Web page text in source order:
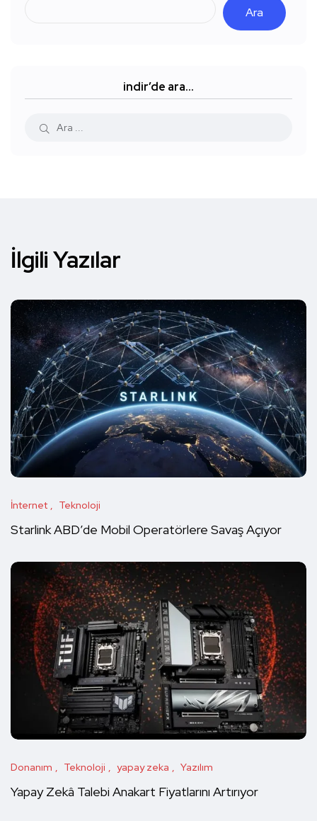
Ara
indir’de ara…
İlgili Yazılar
İnternet Teknoloji
Starlink ABD’de Mobil Operatörlere Savaş Açıyor
Donanım Teknoloji yapay zeka Yazılım
Yapay Zekâ Talebi Anakart Fiyatlarını Artırıyor